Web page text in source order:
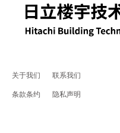
关于我们 联系我们
条款条约 隐私声明